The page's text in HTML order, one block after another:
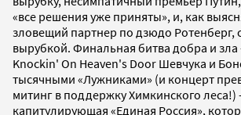
«все решения уже приняты», и, как
зловещий партнер по дзюдо Ротенберг,
вырубкой. Финальная битва добра и
Knockin' On Heaven's Door Шевчука и
тысячными «Лужниками» (и концерт
митинг в поддержку Химкинского леса!)
капитулирующая «Единая Россия»,